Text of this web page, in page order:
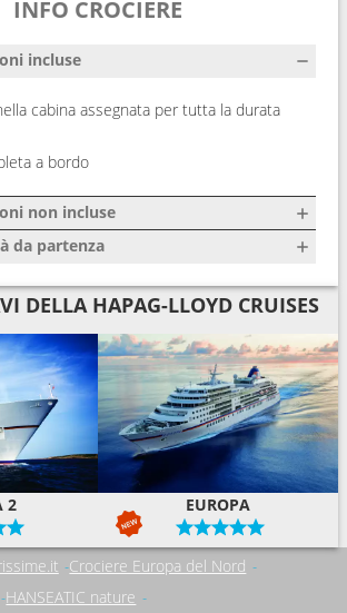
INFO CROCIERE
incluse
cabina assegnata per tutta la durata
a bordo
non incluse
da partenza
DELLA HAPAG-LLOYD CRUISES
2 EUROPA
Crociere Europa del Nord
HANSEATIC nature